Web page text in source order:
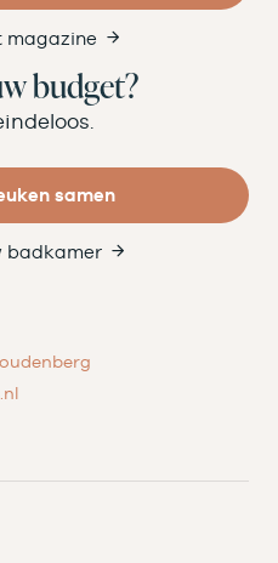
magazine
budget?
samen
badkamer